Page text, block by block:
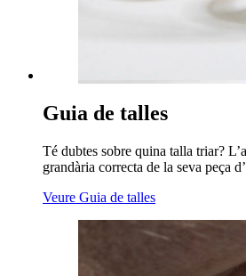
Guia de talles
Té dubtes sobre quina talla triar?
grandària correcta de la seva peça
Veure Guia de talles